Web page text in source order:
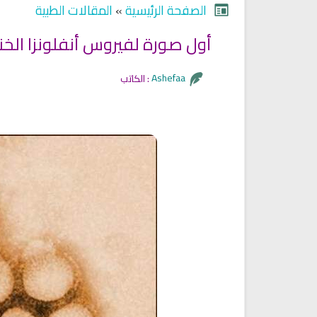
الصفحة الرئيسية»المقالات الطبية
الكاتب :Ashefaa
Ruqyah Shariah
Ruqya regained her sight
Ruqyah Shariah
Discover Islam and Muslims